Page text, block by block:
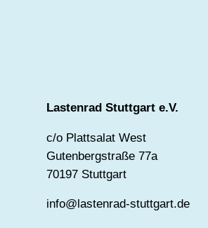
Lastenrad Stuttgart e.V.
c/o Plattsalat West
Gutenbergstraße 77a
70197 Stuttgart
info@lastenrad-stuttgart.de